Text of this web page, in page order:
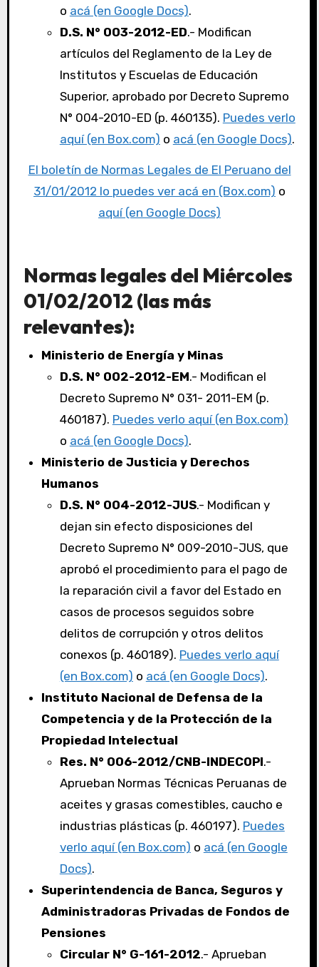
o acá (en Google Docs).
D.S. N° 003-2012-ED.- Modifican
artículos del Reglamento de la Ley de
Institutos y Escuelas de Educación
Superior, aprobado por Decreto Supremo
N° 004-2010-ED (p. 460135). Puedes verlo
aquí (en Box.com) o acá (en Google Docs).
El boletín de Normas Legales de El Peruano del
31/01/2012 lo puedes ver acá en (Box.com) o
aquí (en Google Docs)
Normas legales del Miércoles
01/02/2012 (las más
relevantes):
Ministerio de Energía y Minas
D.S. N° 002-2012-EM.- Modifican el
Decreto Supremo N° 031- 2011-EM (p.
460187). Puedes verlo aquí (en Box.com)
o acá (en Google Docs).
Ministerio de Justicia y Derechos
Humanos
D.S. N° 004-2012-JUS.- Modifican y
dejan sin efecto disposiciones del
Decreto Supremo N° 009-2010-JUS, que
aprobó el procedimiento para el pago de
la reparación civil a favor del Estado en
casos de procesos seguidos sobre
delitos de corrupción y otros delitos
conexos (p. 460189). Puedes verlo aquí
(en Box.com) o acá (en Google Docs).
Instituto Nacional de Defensa de la
Competencia y de la Protección de la
Propiedad Intelectual
Res. N° 006-2012/CNB-INDECOPI.-
Aprueban Normas Técnicas Peruanas de
aceites y grasas comestibles, caucho e
industrias plásticas (p. 460197). Puedes
verlo aquí (en Box.com) o acá (en Google
Docs).
Superintendencia de Banca, Seguros y
Administradoras Privadas de Fondos de
Pensiones
Circular N° G-161-2012.- Aprueban